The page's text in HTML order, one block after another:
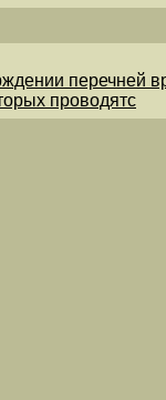
перечней
проводятс